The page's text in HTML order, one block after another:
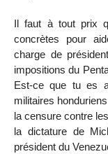
Il faut à tout prix
concrètes pour
charge de
impositions du
Est-ce que tu es
militaires
la censure contre
la dictature de
président du